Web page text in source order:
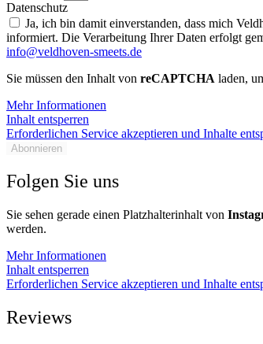
Datenschutz
Ja, ich bin damit einverstanden, dass mich
informiert. Die Verarbeitung Ihrer Daten erfolgt
info@veldhoven-smeets.de
Sie müssen den Inhalt von reCAPTCHA laden,
Mehr Informationen
Inhalt entsperren
Erforderlichen Service akzeptieren und Inhalte
Abonnieren
Folgen Sie uns
Sie sehen gerade einen Platzhalterinhalt von
werden.
Mehr Informationen
Inhalt entsperren
Erforderlichen Service akzeptieren und Inhalte
Reviews